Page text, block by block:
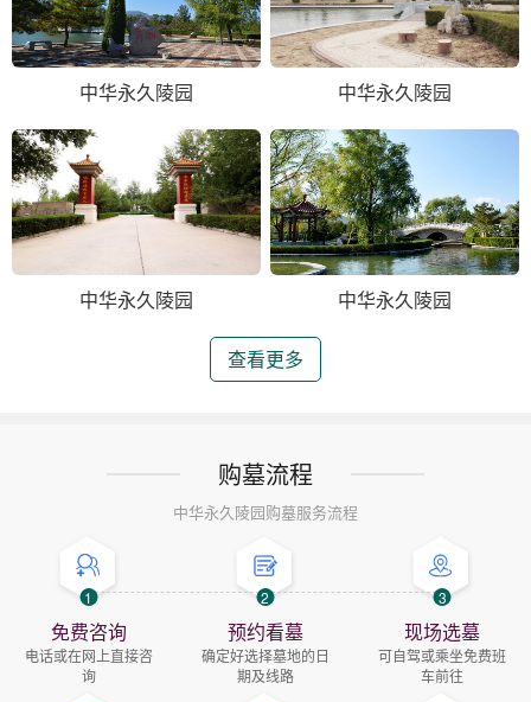
中华永久陵园 中华永久陵园
中华永久陵园 中华永久陵园
查看更多
购墓流程
中华永久陵园购墓服务流程
1
免费咨询
电话或在网上直接咨
询
2
预约看墓
确定好选择墓地的日
期及线路
3
现场选墓
可自驾或乘坐免费班
车前往